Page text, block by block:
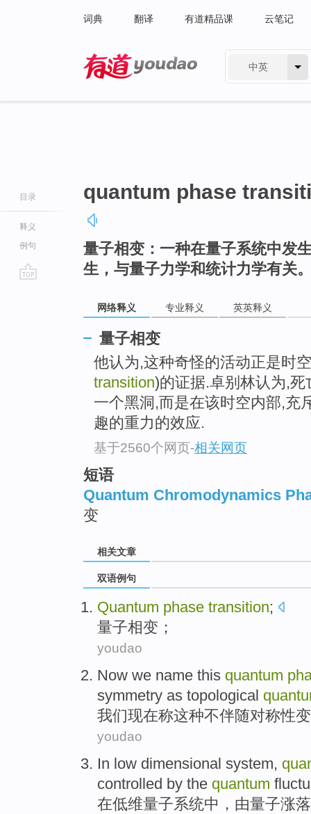
词典 翻译 有道精品课 云笔记
中英
目录
释义
例句
quantum phase
量子相变：一种在量子系统中发
生，与量子力学和统计力学有关
网络释义 专业释义 英英释义
量子相变
他认为,这种奇怪的活动正是时空
transition)的证据.卓别林认为,
一个黑洞,而是在该时空内部,充
趣的重力的效应.
基于2560个网页-相关网页
短语
Quantum Chromodynamics
变
相关文章
双语例句
Quantum phase transition;
量子相变 ；
youdao
Now we name this quantum
symmetry as topological
我们现在称这种不伴随对称性
youdao
In low dimensional system,
controlled by the quantum
在低维量子系统中， 由量子涨落